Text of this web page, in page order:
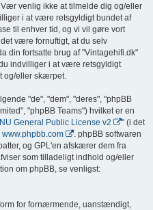
venlig ikke at tilmelde dig og/eller
i at være retsgyldigt bundet af
til enhver tid, og vi vil gøre vort
være fornuftigt, at du selv
din fortsatte brug af "Vintagehifi.dk"
indvilliger i at være retsgyldigt
og/eller skærpet.
"de", "dem", "deres", "phpBB
"phpBB Teams") hvilket er en
General Public License v2
" (i det
www.phpbb.com
. phpBB softwaren
og GPL'en afskærer dem fra
som tilladeligt indhold og/eller
om phpBB, se venligst:
for fornærmende, uanstændigt,